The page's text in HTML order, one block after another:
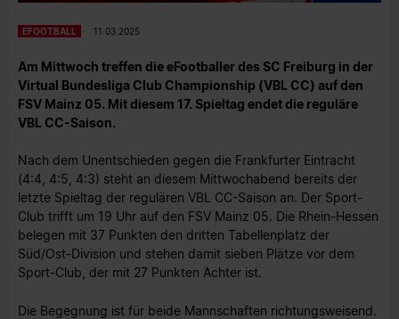
EFOOTBALL 11.03.2025
Am Mittwoch treffen die eFootballer des SC Freiburg in der
Virtual Bundesliga Club Championship (VBL CC) auf den
FSV Mainz 05. Mit diesem 17. Spieltag endet die reguläre
VBL CC-Saison.
Nach dem Unentschieden gegen die Frankfurter Eintracht
(4:4, 4:5, 4:3) steht an diesem Mittwochabend bereits der
letzte Spieltag der regulären VBL CC-Saison an. Der Sport-
Club trifft um 19 Uhr auf den FSV Mainz 05. Die Rhein-Hessen
belegen mit 37 Punkten den dritten Tabellenplatz der
Süd/Ost-Division und stehen damit sieben Plätze vor dem
Sport-Club, der mit 27 Punkten Achter ist.
Die Begegnung ist für beide Mannschaften richtungsweisend.